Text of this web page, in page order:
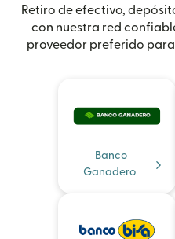
Retiro de efectivo,
con nuestra red
proveedor preferido
Banco
Ganadero